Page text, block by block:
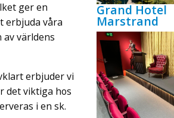
ger en
erbjuda våra
världens
erbjuder vi
det viktiga hos
i en sk.
Grand Hotel
Marstrand